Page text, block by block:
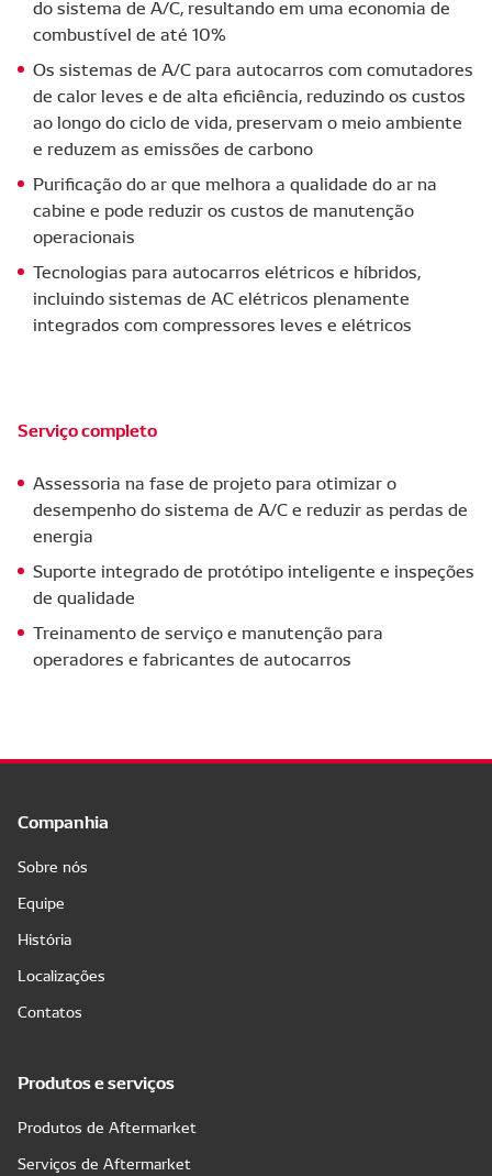
do sistema de A/C, resultando em uma economia de
combustível de até 10%
Os sistemas de A/C para autocarros com comutadores
de calor leves e de alta eficiência, reduzindo os custos
ao longo do ciclo de vida, preservam o meio ambiente
e reduzem as emissões de carbono
Purificação do ar que melhora a qualidade do ar na
cabine e pode reduzir os custos de manutenção
operacionais
Tecnologias para autocarros elétricos e híbridos,
incluindo sistemas de AC elétricos plenamente
integrados com compressores leves e elétricos
Serviço completo
Assessoria na fase de projeto para otimizar o
desempenho do sistema de A/C e reduzir as perdas de
energia
Suporte integrado de protótipo inteligente e inspeções
de qualidade
Treinamento de serviço e manutenção para
operadores e fabricantes de autocarros
Companhia
Sobre nós
Equipe
História
Localizações
Contatos
Produtos e serviços
Produtos de Aftermarket
Serviços de Aftermarket